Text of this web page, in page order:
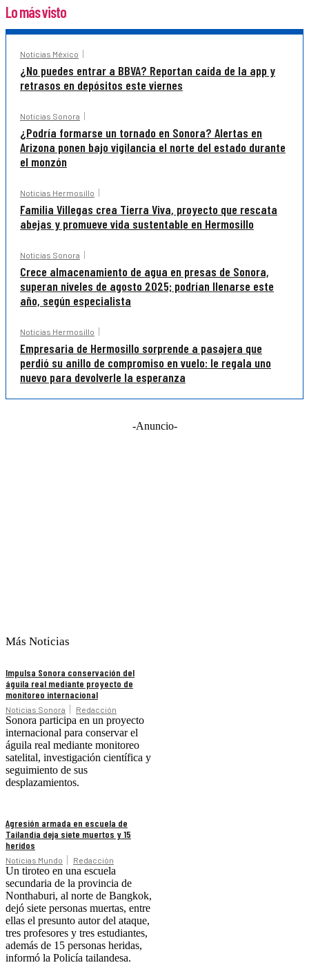
Lo más visto
Noticias México
¿No puedes entrar a BBVA? Reportan caída de la app y
retrasos en depósitos este viernes
Noticias Sonora
¿Podría formarse un tornado en Sonora? Alertas en
Arizona ponen bajo vigilancia el norte del estado durante
el monzón
Noticias Hermosillo
Familia Villegas crea Tierra Viva, proyecto que rescata
abejas y promueve vida sustentable en Hermosillo
Noticias Sonora
Crece almacenamiento de agua en presas de Sonora,
superan niveles de agosto 2025; podrían llenarse este
año, según especialista
Noticias Hermosillo
Empresaria de Hermosillo sorprende a pasajera que
perdió su anillo de compromiso en vuelo: le regala uno
nuevo para devolverle la esperanza
-Anuncio-
Más Noticias
Impulsa Sonora conservación del
águila real mediante proyecto de
monitoreo internacional
Noticias Sonora Redacción
Sonora participa en un proyecto
internacional para conservar el
águila real mediante monitoreo
satelital, investigación científica y
seguimiento de sus
desplazamientos.
Agresión armada en escuela de
Tailandia deja siete muertos y 15
heridos
Noticias Mundo Redacción
Un tiroteo en una escuela
secundaria de la provincia de
Nonthaburi, al norte de Bangkok,
dejó siete personas muertas, entre
ellas el presunto autor del ataque,
tres profesores y tres estudiantes,
además de 15 personas heridas,
informó la Policía tailandesa.